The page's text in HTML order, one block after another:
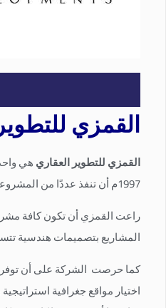
القمزي
القمزي للتطوير العقاريهي
1997م أن تنفذ عددًا من المشروعات الاستثمارية الضخمة.
راعت القمزي أن تكون كافة
المشاريع بتصميمات هندسية
كما حرصت الشركة على أن توفر
اختيار مواقع جغرافية